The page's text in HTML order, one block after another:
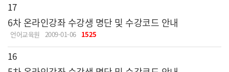
17
6차 온라인강좌 수강생 명단 및 수강코드 안내
언어교육원 2009-01-06 1525
16